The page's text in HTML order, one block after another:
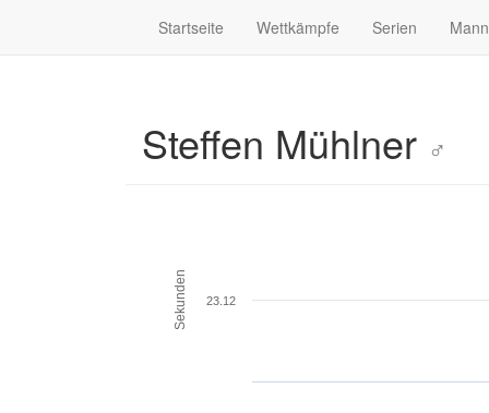
Startseite Wettkämpfe Serien
Steffen Mühlner ♂
Sekunden 23.12